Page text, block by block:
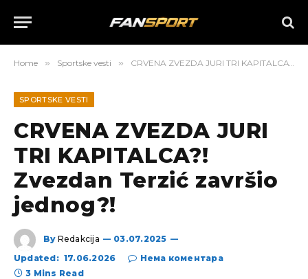
Home » Sportske vesti » CRVENA ZVEZDA JURI TRI KAPITALCA?! Zvezdan Terzić završio jednog?!
SPORTSKE VESTI
CRVENA ZVEZDA JURI
TRI KAPITALCA?!
Zvezdan Terzić završio
jednog?!
By Redakcija
03.07.2025
Updated: 17.06.2026
Нема коментара
3 Mins Read